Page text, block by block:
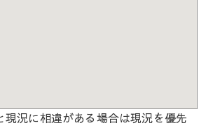
況に相違がある場合は現況を優先